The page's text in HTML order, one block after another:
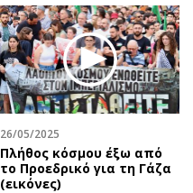
26/05/2025
Πλήθος κόσμου έξω από
το Προεδρικό για τη Γάζα
(εικόνες)